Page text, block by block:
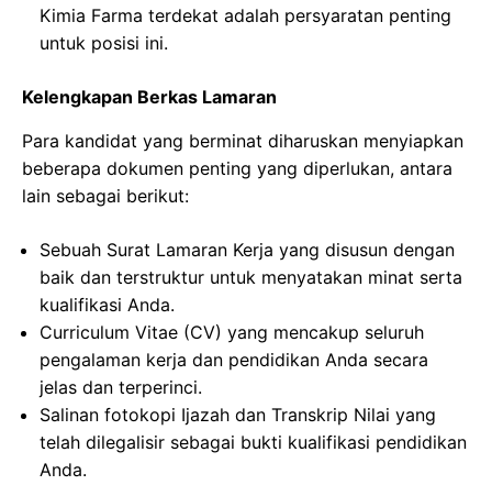
Kimia Farma terdekat adalah persyaratan penting
untuk posisi ini.
Kelengkapan Berkas Lamaran
Para kandidat yang berminat diharuskan menyiapkan
beberapa dokumen penting yang diperlukan, antara
lain sebagai berikut:
Sebuah Surat Lamaran Kerja yang disusun dengan
baik dan terstruktur untuk menyatakan minat serta
kualifikasi Anda.
Curriculum Vitae (CV) yang mencakup seluruh
pengalaman kerja dan pendidikan Anda secara
jelas dan terperinci.
Salinan fotokopi Ijazah dan Transkrip Nilai yang
telah dilegalisir sebagai bukti kualifikasi pendidikan
Anda.